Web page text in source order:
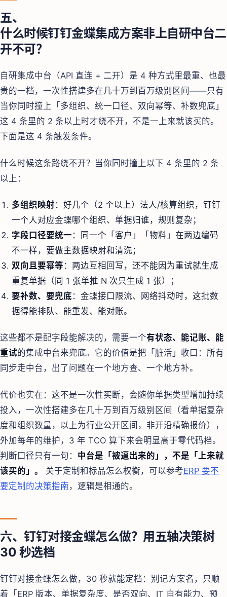
五、
什么时候钉钉金蝶集成方案非上自研中台二
开不可？
自研集成中台（API 直连 + 二开）是 4 种方式里最重、也最
贵的一档，一次性搭建多在几十万到百万级别区间——只有
当你同时撞上「多组织、统一口径、双向幂等、补数兜底」
这 4 条里的 2 条以上时才绕不开，不是一上来就该买的。
下面是这 4 条触发条件。
什么时候这条路绕不开？当你同时撞上以下 4 条里的 2 条
以上：
多组织映射 ：好几个（2 个以上）法人/核算组织，钉钉
一个人对应金蝶哪个组织、单据归谁，规则复杂；
字段口径要统一 ：同一个「客户」「物料」在两边编码
不一样，要做主数据映射和清洗；
双向且要幂等 ：两边互相回写，还不能因为重试就生成
重复单据（同 1 张单推 N 次只生成 1 张）；
要补数、要兜底 ：金蝶接口限流、网络抖动时，这批数
据得能排队、能重发、能对账。
这些都不是配字段能解决的，需要一个有状态、能记账、能
重试的集成中台来兜底。它的价值是把「脏活」收口：所有
同步走中台，出了问题在一个地方查、一个地方补。
代价也实在：这不是一次性买断，会随你单据类型增加持续
投入，一次性搭建多在几十万到百万级别区间（看单据复杂
度和组织数量，以上为行业公开区间，非开沿精确报价），
外加每年的维护，3 年 TCO 算下来会明显高于零代码档。
判断口径只有一句： 中台是「被逼出来的」，不是「上来就
该买的」。
关于定制和标品怎么权衡，可以参考ERP 要不
要定制的决策指南 ，逻辑是相通的。
六、钉钉对接金蝶怎么做？用五轴决策树
30 秒选档
钉钉对接金蝶怎么做，30 秒就能定档：别记方案名，只顺
着「ERP 版本、单据复杂度、是否双向、IT 自有能力、预